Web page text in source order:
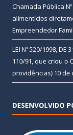
Chamada Pública
alimentícios
Empreendedor
LEI Nº 520/1998, DE
110/91, que criou o
providências) 10 de
DESENVOLVIDO